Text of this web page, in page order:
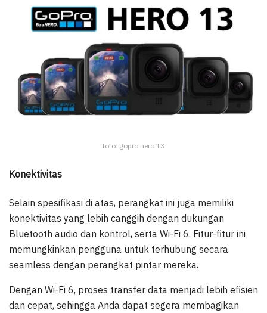
foto: gopro hero 13
Konektivitas
Selain spesifikasi di atas, perangkat ini juga memiliki
konektivitas yang lebih canggih dengan dukungan
Bluetooth audio dan kontrol, serta Wi-Fi 6. Fitur-fitur ini
memungkinkan pengguna untuk terhubung secara
seamless dengan perangkat pintar mereka.
Dengan Wi-Fi 6, proses transfer data menjadi lebih efisien
dan cepat, sehingga Anda dapat segera membagikan